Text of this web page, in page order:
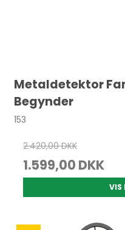
Metaldetektor
Begynder
153
2.420,00 DKK
1.599,00 DKK
VIS